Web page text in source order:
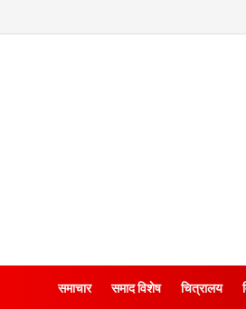
समाचार समाद विशेष चित्रालय